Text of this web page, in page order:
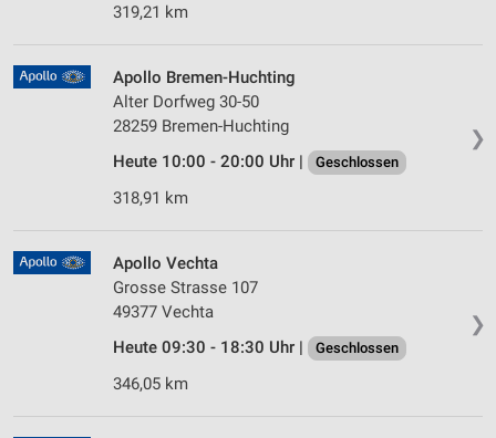
319,21 km
❯
Apollo Bremen-Huchting
Alter Dorfweg 30-50
28259 Bremen-Huchting
Heute 10:00 - 20:00 Uhr |
Geschlossen
318,91 km
❯
Apollo Vechta
Grosse Strasse 107
49377 Vechta
Heute 09:30 - 18:30 Uhr |
Geschlossen
346,05 km